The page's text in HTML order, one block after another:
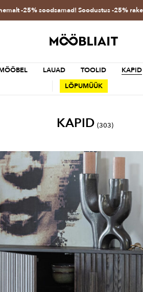
-25% soodsamad! Soodustus -25%
LAUAD TOOLID KAPID
LÕPUMÜÜK
KAPID (303)